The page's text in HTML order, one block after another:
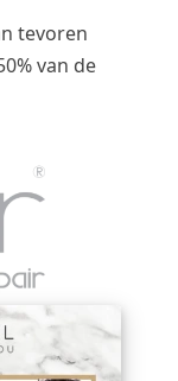
tevoren
van de